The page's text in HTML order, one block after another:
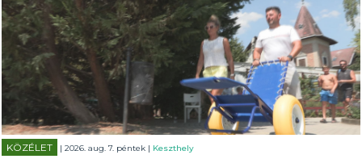
KÖZÉLET | 2026. aug. 7. péntek | Keszthely